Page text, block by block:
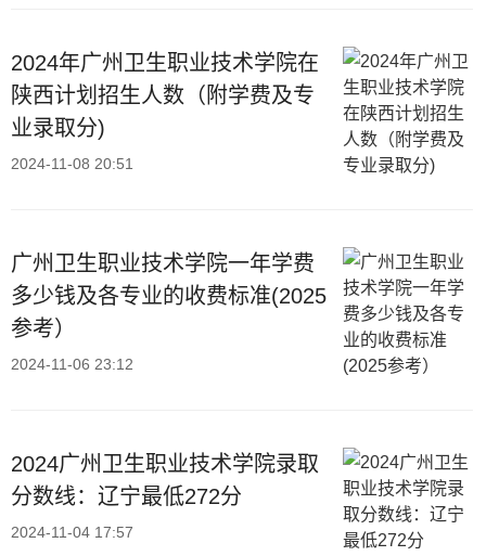
2024年广州卫生职业技术学院在
陕西计划招生人数（附学费及专
业录取分)
2024-11-08 20:51
广州卫生职业技术学院一年学费
多少钱及各专业的收费标准(2025
参考）
2024-11-06 23:12
2024广州卫生职业技术学院录取
分数线：辽宁最低272分
2024-11-04 17:57